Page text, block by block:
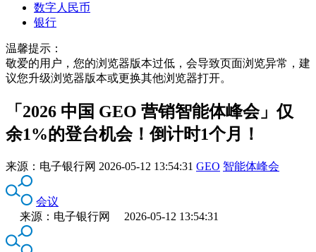
数字人民币
银行
温馨提示：
敬爱的用户，您的浏览器版本过低，会导致页面浏览异常，建
议您升级浏览器版本或更换其他浏览器打开。
「2026 中国 GEO 营销智能体峰会」仅
余1%的登台机会！倒计时1个月！
来源： 电子银行网 2026-05-12 13:54:31 GEO 智能体峰会
会议
来源：电子银行网 2026-05-12 13:54:31